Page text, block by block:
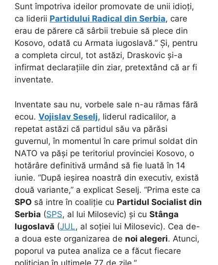
Sunt împotriva ideilor promovate de unii idioți,
ca liderii Partidului Radical din Serbia, care
erau de părere că sârbii trebuie să plece din
Kosovo, odată cu Armata iugoslavă.” Și, pentru
a completa circul, tot astăzi, Draskovic și-a
infirmat declarațiile din ziar, pretextând că ar fi
inventate.
Inventate sau nu, vorbele sale n-au rămas fără
ecou. Vojislav Seselj, liderul radicalilor, a
repetat astăzi că partidul său va părăsi
guvernul, în momentul în care primul soldat din
NATO va păși pe teritoriul provinciei Kosovo, o
hotărâre definitivă urmând să fie luată în 14
iunie. “După ieșirea noastră din executiv, există
două variante,” a explicat Seselj. “Prima este ca
SPO să intre în coaliție cu Partidul Socialist din
Serbia (SPS, al lui Milosevic) și cu Stânga
Iugoslavă (JUL, al soției lui Milosevic). Cea de-
a doua este organizarea de noi alegeri. Atunci,
poporul va putea analiza ce a făcut fiecare
politician în ultimele 77 de zile.”